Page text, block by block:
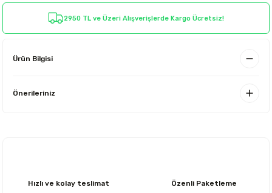
2950 TL ve Üzeri Alışverişlerde Kargo Ücretsiz!
Ürün Bilgisi
Önerileriniz
Hızlı ve kolay teslimat Özenli Paketleme